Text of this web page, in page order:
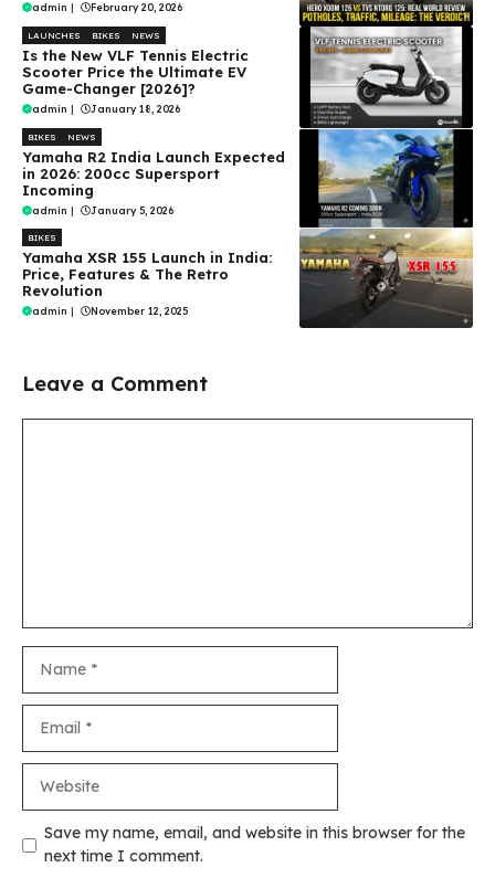
admin February 20, 2026
LAUNCHES BIKES NEWS
Is the New VLF Tennis Electric
Scooter Price the Ultimate EV
Game-Changer [2026]?
admin | January 18, 2026
BIKES NEWS
Yamaha R2 India Launch Expected
in 2026: 200cc Supersport
Incoming
admin | January 5, 2026
BIKES
Yamaha XSR 155 Launch in India:
Price, Features & The Retro
Revolution
admin November 12, 2025
Leave a Comment
Save my name, email, and website in this browser for the
next time I comment.